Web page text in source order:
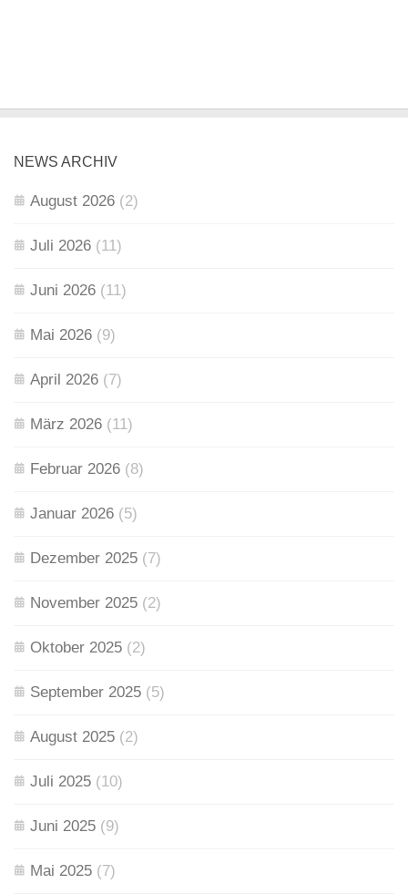
NEWS ARCHIV
August 2026 (2)
Juli 2026 (11)
Juni 2026 (11)
Mai 2026 (9)
April 2026 (7)
März 2026 (11)
Februar 2026 (8)
Januar 2026 (5)
Dezember 2025 (7)
November 2025 (2)
Oktober 2025 (2)
September 2025 (5)
August 2025 (2)
Juli 2025 (10)
Juni 2025 (9)
Mai 2025 (7)